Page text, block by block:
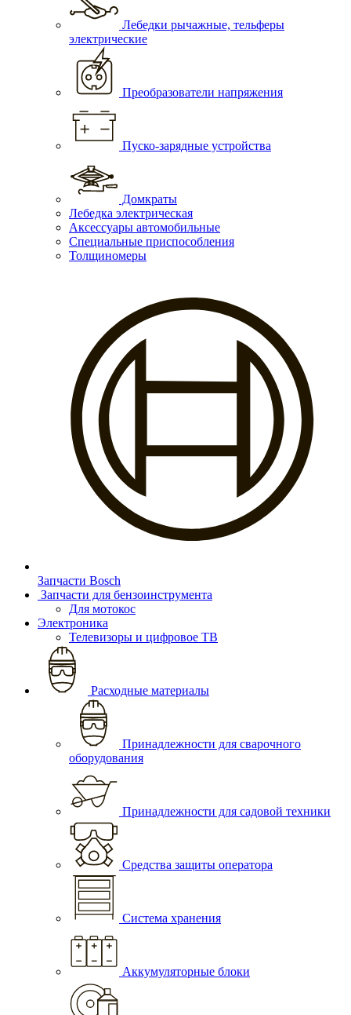
Лебедки рычажные, тельферы
электрические
Преобразователи напряжения
Пуско-зарядные устройства
Домкраты
Лебедка электрическая
Аксессуары автомобильные
Специальные приспособления
Толщиномеры
Запчасти Bosch
Запчасти для бензоинструмента
Для мотокос
Электроника
Телевизоры и цифровое ТВ
Расходные материалы
Принадлежности для сварочного
оборудования
Принадлежности для садовой техники
Средства защиты оператора
Система хранения
Аккумуляторные блоки